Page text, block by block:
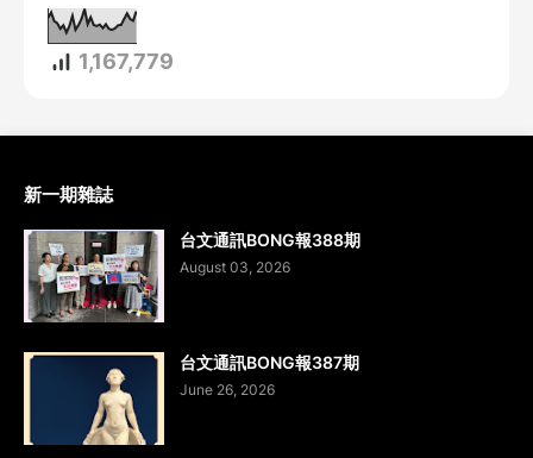
1,167,779
新一期雜誌
台文通訊BONG報388期
August 03, 2026
台文通訊BONG報387期
June 26, 2026